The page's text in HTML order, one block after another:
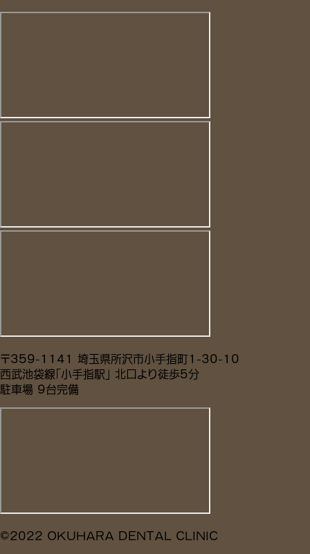
〒359-1141 埼玉県所沢市小手指町1-30-10
西武池袋線「小手指駅」 北口より徒歩5分
駐車場 9台完備
©2022 OKUHARA DENTAL CLINIC